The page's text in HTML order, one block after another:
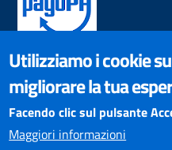
SOCIAL NETWORKS
Pagina Facebook
Profilo Instagram
Canale YouTube
Utilizziamo i cookie
migliorare la tua
Facendo clic sul pulsante
Maggiori informazioni